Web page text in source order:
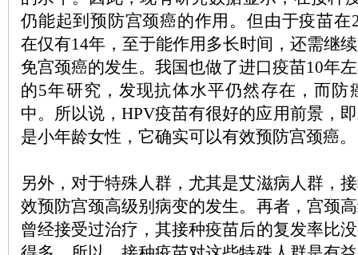
仍能起到预防宫颈癌的作用。但由于疫苗在
在仅有14年，至于能作用多长时间，还需继
免宫颈癌的发生。我国也做了进口疫苗10年
的5年研究，发现抗体水平仍然存在，而防
中。所以说，HPV疫苗有很好的应用前景，
是小年龄女性，它确实可以有效预防宫颈癌。
另外，对于特殊人群，尤其是艾滋病人群，
效预防宫颈高级别病变的发生。再者，宫颈
曾经接受过治疗，其接种疫苗后的复发率比